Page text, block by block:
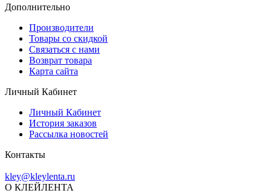
Дополнительно
Производители
Товары со скидкой
Связаться с нами
Возврат товара
Карта сайта
Личный Кабинет
Личный Кабинет
История заказов
Рассылка новостей
Контакты
kley@kleylenta.ru
О КЛЕЙЛЕНТА